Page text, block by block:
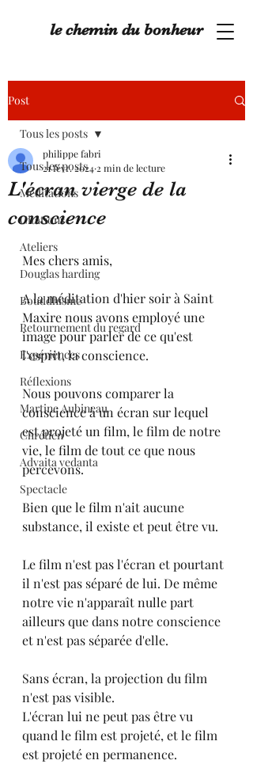
le chemin du bonheur
Post
Tous les posts
Méditations
Citations
Ateliers
Douglas harding
Bouddhisme
Retournement du regard
Expériences
Réflexions
Martine Aubineau
Chrétien
Advaita vedanta
Spectacle
Tous les posts
L'écran vierge de la
conscience
philippe fabri
21 févr. 2024 2 min de lecture
Mes chers amis,
A la méditation d'hier soir à Saint
Maxire nous avons employé une
image pour parler de ce qu'est
l'esprit, la conscience.
Nous pouvons comparer la
conscience à un écran sur lequel
est projeté un film, le film de notre
vie, le film de tout ce que nous
percevons.
Bien que le film n'ait aucune
substance, il existe et peut être vu.
Le film n'est pas l'écran et pourtant
il n'est pas séparé de lui. De même
notre vie n'apparaît nulle part
ailleurs que dans notre conscience
et n'est pas séparée d'elle.
Sans écran, la projection du film
n'est pas visible.
L'écran lui ne peut pas être vu
quand le film est projeté, et le film
est projeté en permanence.